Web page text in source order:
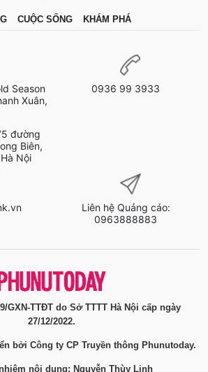
CUỘC SỐNG KHÁM PHÁ
Season
Xuân,
đường
Biên,
Nội
0936 99 3933
Liên hệ Quảng cáo:
0963888883
GXN-TTĐT do Sở TTTT Hà Nội cấp ngày
27/12/2022.
bởi Công ty CP Truyền thông Phunutoday.
nội dung: Nguyễn Thùy Linh